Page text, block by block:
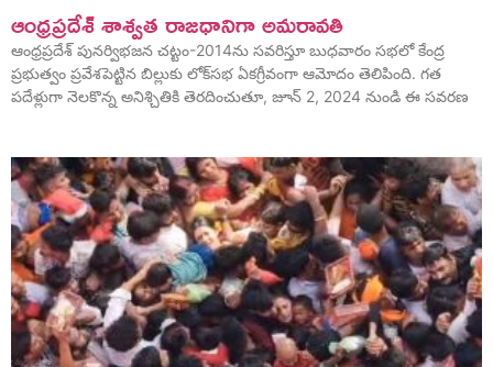
ఆంధ్రప్రదేశ్ శాశ్వత రాజధానిగా అమరావతి
ఆంధ్రప్రదేశ్ పునర్విభజన చట్టం-2014ను సవరిస్తూ బుధవారం సభలో కేంద్ర
ప్రభుత్వం ప్రవేశపెట్టిన బిల్లుకు లోక్‌సభ ఏకగ్రీవంగా ఆమోదం తెలిపింది. గత
పదేళ్లుగా నెలకొన్న అనిశ్చితికి తెరదించుతూ, జూన్ 2, 2024 నుండి ఈ సవరణ